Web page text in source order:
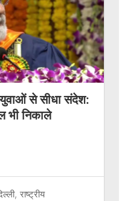
युवाओं से सीधा संदेश:
भी निकाले
, राष्ट्रीय